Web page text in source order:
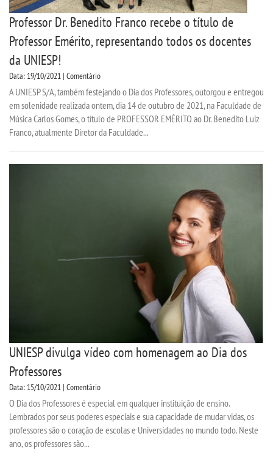
Professor Dr. Benedito Franco recebe o título de
Professor Emérito, representando todos os docentes
da UNIESP!
Data: 19/10/2021 | Comentário
A UNIESP S/A, também festejando o Dia dos Professores, outorgou e entregou
em solenidade realizada ontem, dia 14 de outubro de 2021, na Faculdade de
Música Carlos Gomes, o título de PROFESSOR EMÉRITO ao Dr. Benedito Luiz
Franco, atualmente Diretor da Faculdade...
UNIESP divulga vídeo com homenagem ao Dia dos
Professores
Data: 15/10/2021 | Comentário
O Dia dos Professores é especial em qualquer instituição de ensino.
Lembrados por seus poderes especiais e sua capacidade de mudar vidas, os
professores são o coração de escolas e Universidades no mundo todo. Neste
ano, os professores são...